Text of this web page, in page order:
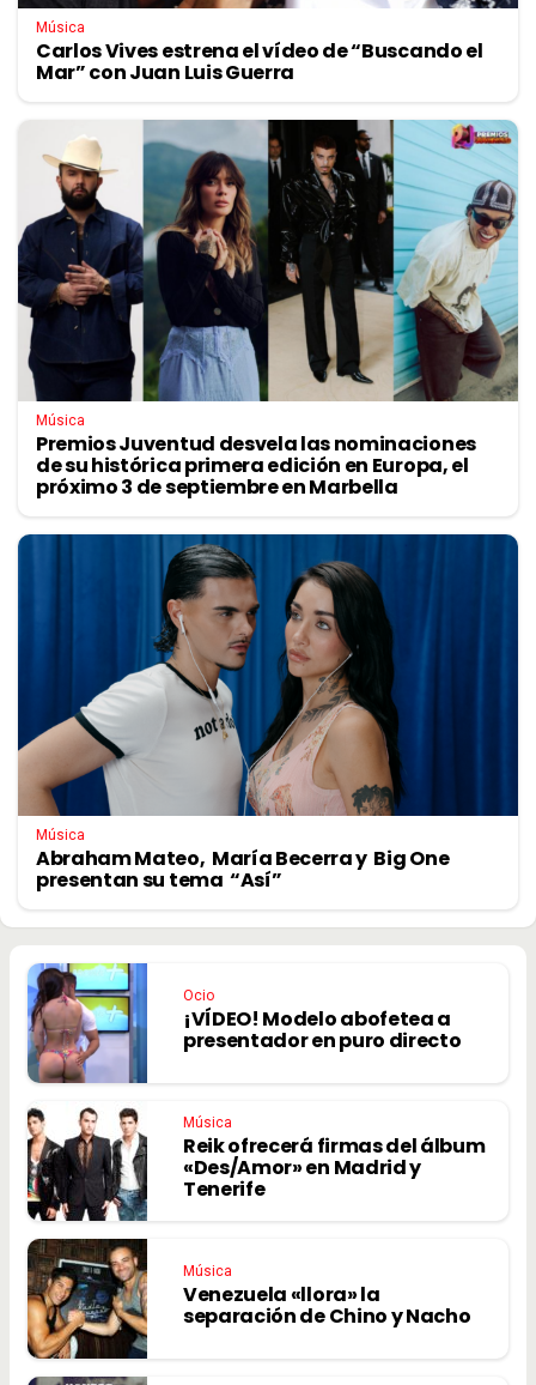
Música
Carlos Vives estrena el vídeo de “Buscando el
Mar” con Juan Luis Guerra
Música
Premios Juventud desvela las nominaciones
de su histórica primera edición en Europa, el
próximo 3 de septiembre en Marbella
Música
Abraham Mateo, María Becerra y Big One
presentan su tema “Así”
Ocio
¡VÍDEO! Modelo abofetea a
presentador en puro directo
Música
Reik ofrecerá firmas del álbum
«Des/Amor» en Madrid y
Tenerife
Música
Venezuela «llora» la
separación de Chino y Nacho